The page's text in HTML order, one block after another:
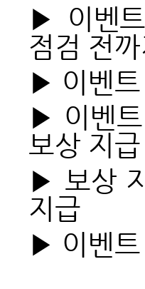
▶ 이벤
점검 전까
▶ 이벤트
▶ 이벤트
보상 지
▶ 보상
지급
▶ 이벤